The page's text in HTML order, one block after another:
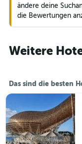
ändere deine
die Bewertungen
Weitere
Das sind die besten